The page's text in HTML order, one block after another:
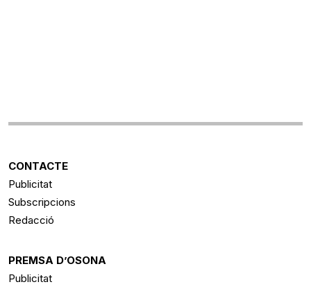
CONTACTE
Publicitat
Subscripcions
Redacció
PREMSA D’OSONA
Publicitat